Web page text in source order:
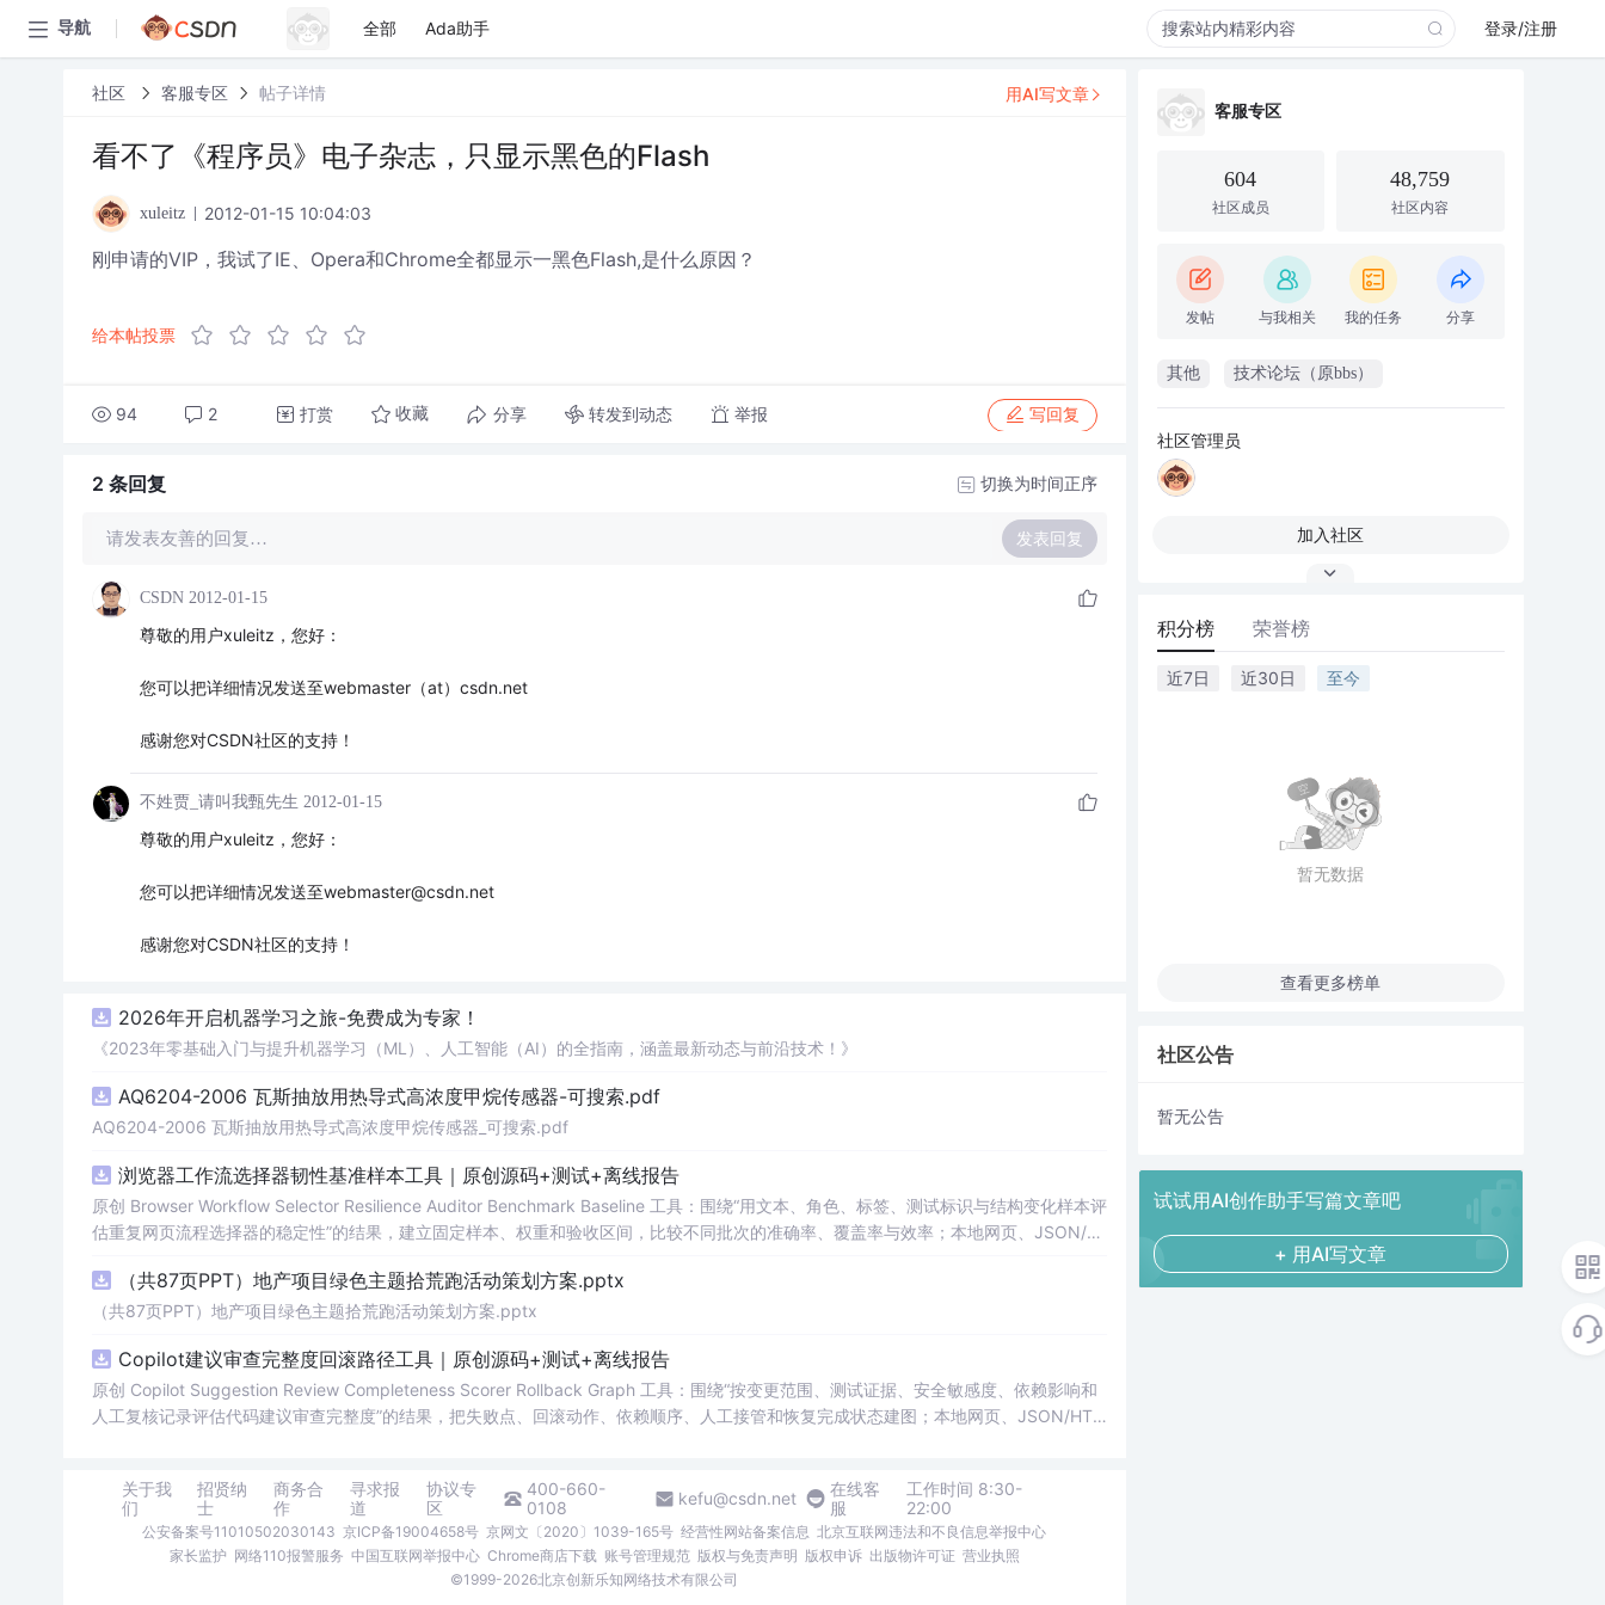
导航 全部 Ada助手 登录/注册
社区 客服专区 帖子详情
看不了《程序员》电子杂志，只显示黑色的Flash
xuleitz 2012-01-15 10:04:03
刚申请的VIP，我试了IE、Opera和Chrome全都显示一黑色Flash,是什么原因？
给本帖投票
94 2 打赏 收藏 分享 转发到动态 举报 写回复
用AI写文章
2 条回复 切换为时间正序
请发表友善的回复… 发表回复
CSDN 2012-01-15
尊敬的用户xuleitz，您好：
您可以把详细情况发送至webmaster（at）csdn.net
感谢您对CSDN社区的支持！
不姓贾_请叫我甄先生 2012-01-15
尊敬的用户xuleitz，您好：
您可以把详细情况发送至webmaster@csdn.net
感谢您对CSDN社区的支持！
2026年开启机器学习之旅-免费成为专家！
《2023年零基础入门与提升机器学习（ML）、人工智能（AI）的全指南，涵盖最新动态与前沿技术！》
AQ6204-2006 瓦斯抽放用热导式高浓度甲烷传感器-可搜索.pdf
AQ6204-2006 瓦斯抽放用热导式高浓度甲烷传感器_可搜索.pdf
浏览器工作流选择器韧性基准样本工具｜原创源码+测试+离线报告
原创 Browser Workflow Selector Resilience Auditor Benchmark Baseline 工具：围绕“用文本、角色、标签、测试标识与结构变化样本评
估重复网页流程选择器的稳定性”的结果，建立固定样本、权重和验收区间，比较不同批次的准确率、覆盖率与效率；本地网页、JSON/H
图、README、运行说明、MIT License及原创授权声明。适合开发者进行工程预检、质量审查和交付复核；Node.js 18+可直接运行，零
第三方运行依赖。
（共87页PPT）地产项目绿色主题拾荒跑活动策划方案.pptx
（共87页PPT）地产项目绿色主题拾荒跑活动策划方案.pptx
Copilot建议审查完整度回滚路径工具｜原创源码+测试+离线报告
原创 Copilot Suggestion Review Completeness Scorer Rollback Graph 工具：围绕“按变更范围、测试证据、安全敏感度、依赖影响和
人工复核记录评估代码建议审查完整度”的结果，把失败点、回滚动作、依赖顺序、人工接管和恢复完成状态建图；本地网页、JSON/HTM
运行依赖。
关于我
们
招贤纳
士
商务合
作
寻求报
道
协议专
区
400-660-
0108
kefu@csdn.net
在线客
服
工作时间 8:30-
22:00
公安备案号11010502030143 京ICP备19004658号 京网文〔2020〕1039-165号 经营性网站备案信息 北京互联网违法和不良信息举报中心
家长监护 网络110报警服务 中国互联网举报中心 Chrome商店下载 账号管理规范 版权与免责声明 版权申诉 出版物许可证 营业执照
©1999-2026北京创新乐知网络技术有限公司
客服专区
604
社区成员
48,759
社区内容
发帖 与我相关 我的任务 分享
其他 技术论坛（原bbs）
社区管理员
加入社区
积分榜 荣誉榜
近7日 近30日 至今
暂无数据
查看更多榜单
社区公告
暂无公告
试试用AI创作助手写篇文章吧
+ 用AI写文章